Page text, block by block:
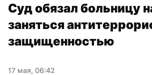
Суд обязал больницу
заняться
защищенностью
17 мая, 06:42